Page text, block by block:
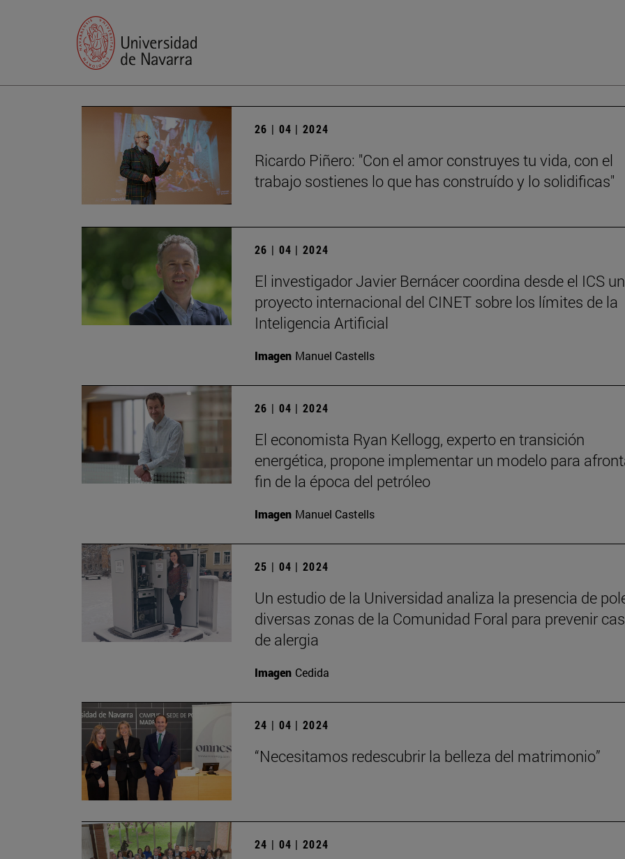
26 | 04 | 2024
Ricardo Piñero: "Con el amor construyes tu vida, con el
trabajo sostienes lo que has construído y lo solidificas"
26 | 04 | 2024
El investigador Javier Bernácer coordina desde el ICS un
proyecto internacional del CINET sobre los límites de la
Inteligencia Artificial
Imagen Manuel Castells
26 | 04 | 2024
El economista Ryan Kellogg, experto en transición
energética, propone implementar un modelo para
fin de la época del petróleo
Imagen Manuel Castells
25 | 04 | 2024
Un estudio de la Universidad analiza la presencia de
diversas zonas de la Comunidad Foral para prevenir
de alergia
Imagen Cedida
24 | 04 | 2024
“Necesitamos redescubrir la belleza del matrimonio”
24 | 04 | 2024